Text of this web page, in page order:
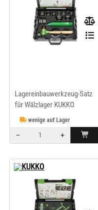
Lagereinbauwerkzeug-Satz
für Wälzlager KUKKO
wenige auf Lager
–
+